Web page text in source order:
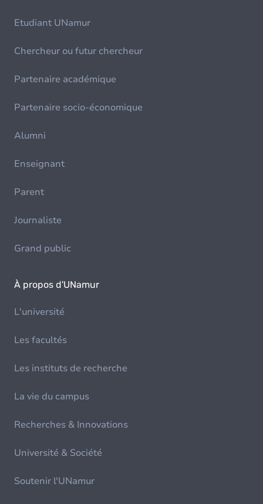
Etudiant UNamur
Chercheur ou futur chercheur
Partenaire académique
Partenaire socio-économique
Alumni
Enseignant
Parent
Journaliste
Grand public
À propos d'UNamur
L'université
Les facultés
Les instituts de recherche
La vie du campus
Recherches & Innovations
Université & Société
Soutenir l'UNamur